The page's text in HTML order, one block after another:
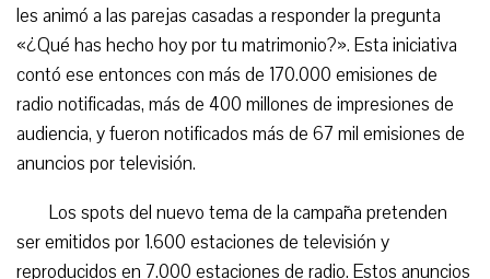
les animó a las parejas casadas a responder la pregunta
«¿Qué has hecho hoy por tu matrimonio?». Esta iniciativa
contó ese entonces con más de 170.000 emisiones de
radio notificadas, más de 400 millones de impresiones de
audiencia, y fueron notificados más de 67 mil emisiones de
anuncios por televisión.
Los spots del nuevo tema de la campaña pretenden
ser emitidos por 1.600 estaciones de televisión y
reproducidos en 7.000 estaciones de radio. Estos anuncios